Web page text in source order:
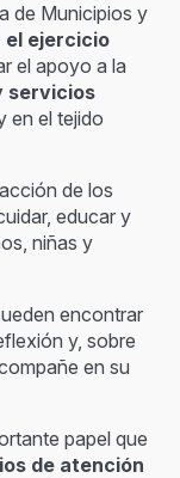
de Municipios y
el ejercicio
el apoyo a la
servicios
en el tejido
de los
educar y
niñas y
encontrar
y, sobre
en su
papel que
de atención